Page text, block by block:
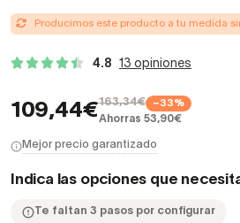
Producimos este producto a tu medida
4.8 13 opiniones
109,44€163,34€ −33%
Ahorras 53,90€
Mejor precio garantizado
Indica las opciones que
Te faltan 3 pasos por configurar